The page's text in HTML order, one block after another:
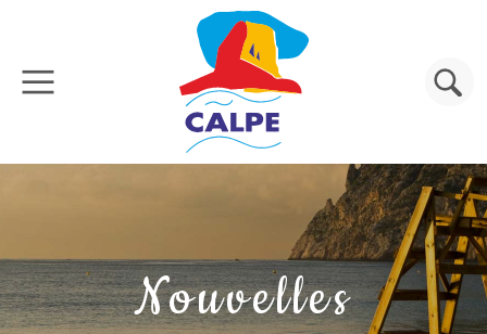
Aller au contenu principal
Rechercher
Nouvelles